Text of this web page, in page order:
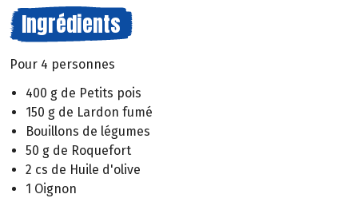
Ingrédients
Pour 4 personnes
400 g de Petits pois
150 g de Lardon fumé
Bouillons de légumes
50 g de Roquefort
2 cs de Huile d'olive
1 Oignon